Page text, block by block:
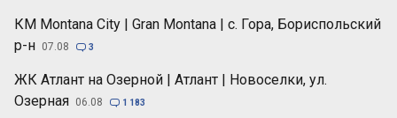
КМ Montana City | Gran Montana | с. Гора, Бориспольский
р-н 07.08  3
ЖК Атлант на Озерной | Атлант | Новоселки, ул.
Озерная 06.08  1 183